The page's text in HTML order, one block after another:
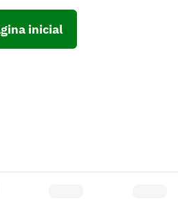
inicial